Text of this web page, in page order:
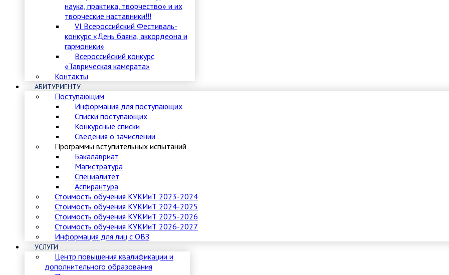
наука, практика, творчество» и их
творческие наставники!!!
VI Всероссийский Фестиваль-
конкурс «День баяна, аккордеона и
гармоники»
Всероссийский конкурс
«Таврическая камерата»
Контакты
АБИТУРИЕНТУ
Поступающим
Информация для поступающих
Списки поступающих
Конкурсные списки
Сведения о зачислении
Программы вступительных испытаний
Бакалавриат
Магистратура
Специалитет
Аспирантура
Стоимость обучения КУКИиТ 2023-2024
Стоимость обучения КУКИиТ 2024-2025
Стоимость обучения КУКИиТ 2025-2026
Стоимость обучения КУКИиТ 2026-2027
Информация для лиц с ОВЗ
УСЛУГИ
Центр повышения квалификации и
дополнительного образования